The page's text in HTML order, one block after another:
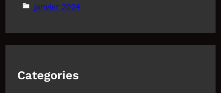
janvier 2024
Categories